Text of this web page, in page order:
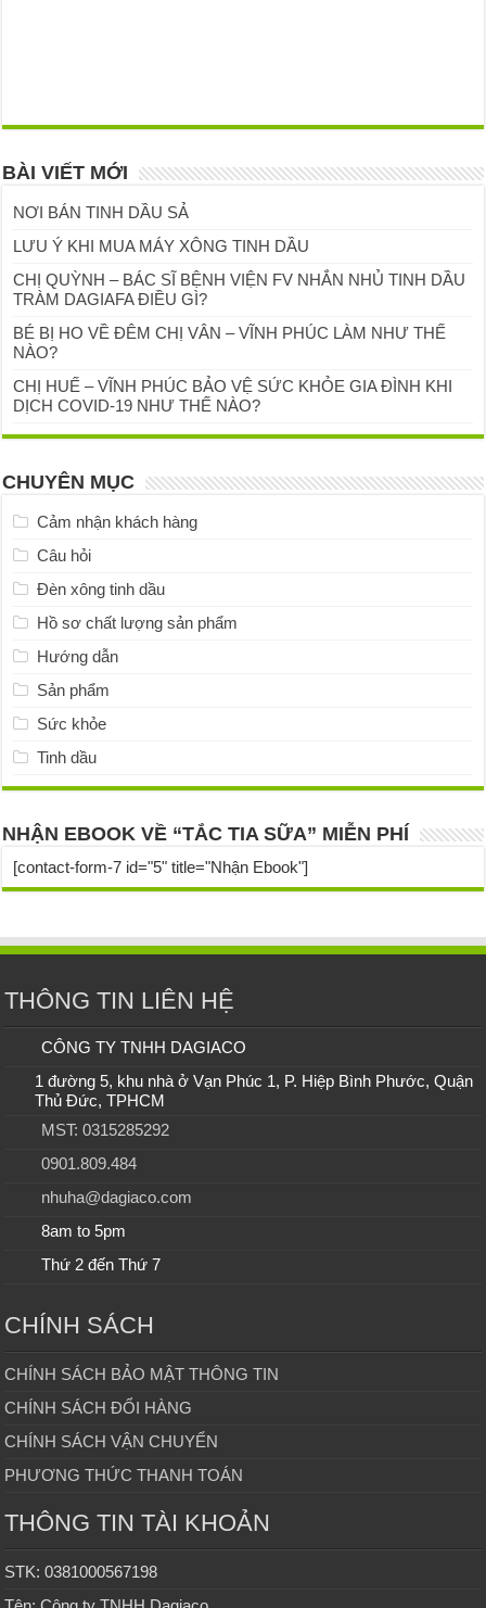
BÀI VIẾT MỚI
NƠI BÁN TINH DẦU SẢ
LƯU Ý KHI MUA MÁY XÔNG TINH DẦU
CHỊ QUỲNH – BÁC SĨ BỆNH VIỆN FV NHẮN NHỦ TINH DẦU
TRÀM DAGIAFA ĐIỀU GÌ?
BÉ BỊ HO VỀ ĐÊM CHỊ VÂN – VĨNH PHÚC LÀM NHƯ THẾ
NÀO?
CHỊ HUẾ – VĨNH PHÚC BẢO VỆ SỨC KHỎE GIA ĐÌNH KHI
DỊCH COVID-19 NHƯ THẾ NÀO?
CHUYÊN MỤC
Cảm nhận khách hàng
Câu hỏi
Đèn xông tinh dầu
Hồ sơ chất lượng sản phẩm
Hướng dẫn
Sản phẩm
Sức khỏe
Tinh dầu
NHẬN EBOOK VỀ “TẮC TIA SỮA” MIỄN PHÍ
[contact-form-7 id="5" title="Nhận Ebook"]
THÔNG TIN LIÊN HỆ
CÔNG TY TNHH DAGIACO
1 đường 5, khu nhà ở Vạn Phúc 1, P. Hiệp Bình Phước, Quận
Thủ Đức, TPHCM
MST: 0315285292
0901.809.484
nhuha@dagiaco.com
8am to 5pm
Thứ 2 đến Thứ 7
CHÍNH SÁCH
CHÍNH SÁCH BẢO MẬT THÔNG TIN
CHÍNH SÁCH ĐỔI HÀNG
CHÍNH SÁCH VẬN CHUYỂN
PHƯƠNG THỨC THANH TOÁN
THÔNG TIN TÀI KHOẢN
STK: 0381000567198